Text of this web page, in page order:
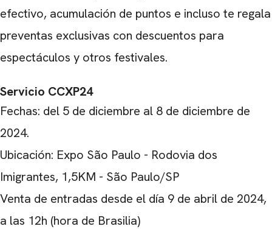
efectivo, acumulación de puntos e incluso te regala
preventas exclusivas con descuentos para
espectáculos y otros festivales.
Servicio CCXP24
Fechas: del 5 de diciembre al 8 de diciembre de
2024.
Ubicación: Expo São Paulo - Rodovia dos
Imigrantes, 1,5KM - São Paulo/SP
Venta de entradas desde el día 9 de abril de 2024,
a las 12h (hora de Brasilia)